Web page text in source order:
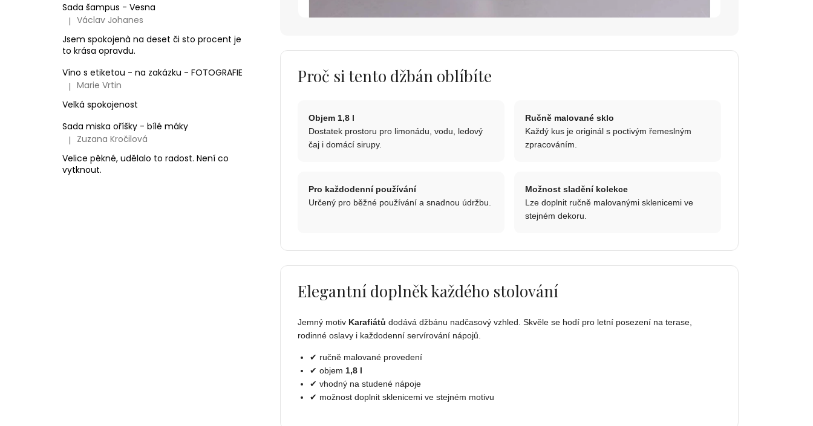
Sada šampus - Vesna
Hodnocení produktu je 5 z 5 hvězdiček.
| Václav Johanes
Jsem spokojenà na deset či sto procent je
to krása opravdu.
Víno s etiketou - na zakázku - FOTOGRAFIE
Hodnocení produktu je 5 z 5 hvězdiček.
| Marie Vrtin
Velká spokojenost
Sada miska oříšky - bílé máky
Hodnocení produktu je 5 z 5 hvězdiček.
| Zuzana Kročilová
Velice pěkné, udělalo to radost. Není co
vytknout.
Proč si tento džbán oblíbíte
Objem 1,8 l
Dostatek prostoru pro limonádu, vodu, ledový
čaj i domácí sirupy.
Ručně malované sklo
Každý kus je originál s poctivým řemeslným
zpracováním.
Pro každodenní používání
Určený pro běžné používání a snadnou údržbu.
Možnost sladění kolekce
Lze doplnit ručně malovanými sklenicemi ve
stejném dekoru.
Elegantní doplněk každého stolování
Jemný motiv Karafiátů dodává džbánu nadčasový vzhled. Skvěle se hodí pro letní posezení na terase,
rodinné oslavy i každodenní servírování nápojů.
✔ ručně malované provedení
✔ objem 1,8 l
✔ vhodný na studené nápoje
✔ možnost doplnit sklenicemi ve stejném motivu